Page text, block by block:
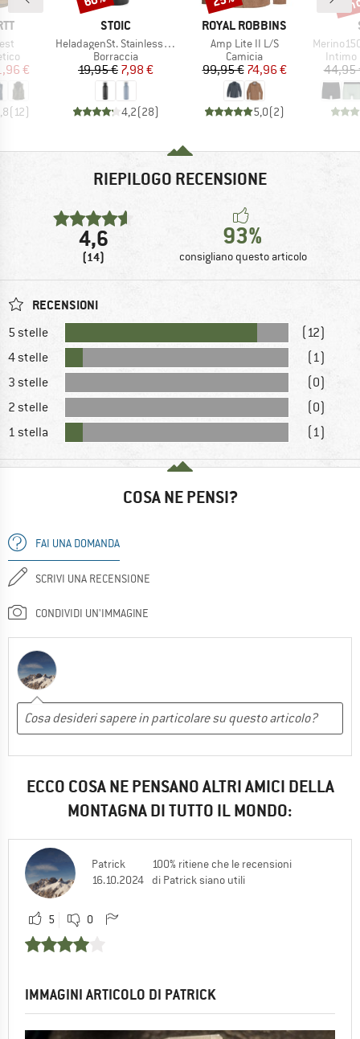
ridotto
€
(12)
MARCHIO
STOIC
Articolo
HeladagenSt. Stainless Steel Bottle 750ml
Gruppo di prodotti
Borraccia
Prezzo
19,95 €Prezzo ridotto
7,98 €
4,2(28)
MARCHIO
ROYAL ROBBINS
Articolo
Amp Lite II L/S
Gruppo di prodotti
Camicia
Prezzo
99,95 €Prezzo ridotto
74,96 €
5,0(2)
Articolo
Merino150
Intimo
44,95
RIEPILOGO RECENSIONE
4,6
(14)
93%
consigliano questo articolo
RECENSIONI
5 stelle
(12)
4 stelle
(1)
3 stelle
(0)
2 stelle
(0)
1 stella
(1)
COSA NE PENSI?
FAI UNA DOMANDA
SCRIVI UNA RECENSIONE
CONDIVIDI UN'IMMAGINE
ECCO COSA NE PENSANO ALTRI AMICI DELLA
MONTAGNA DI TUTTO IL MONDO:
Patrick
16.10.2024
100% ritiene che le recensioni
di Patrick siano utili
5 0
IMMAGINI ARTICOLO DI PATRICK